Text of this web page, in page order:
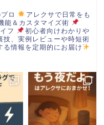
ロ
アレクサで日常をも
能＆カスタマイズ術
フ
初心者向けわかりや
技、実例レビューや時短術
る情報を定期的にお届け